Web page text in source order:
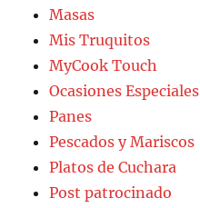
Masas
Mis Truquitos
MyCook Touch
Ocasiones Especiales
Panes
Pescados y Mariscos
Platos de Cuchara
Post patrocinado